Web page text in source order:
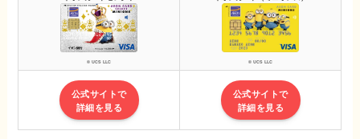
© UCS LLC © UCS LLC
公式サイトで
詳細を見る
公式サイトで
詳細を見る